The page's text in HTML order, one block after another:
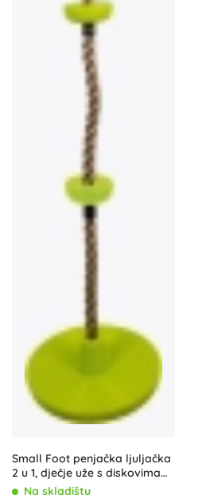
Small Foot penjačka ljuljačka
2 u 1, dječje uže s diskovima
190 cm
Na skladištu